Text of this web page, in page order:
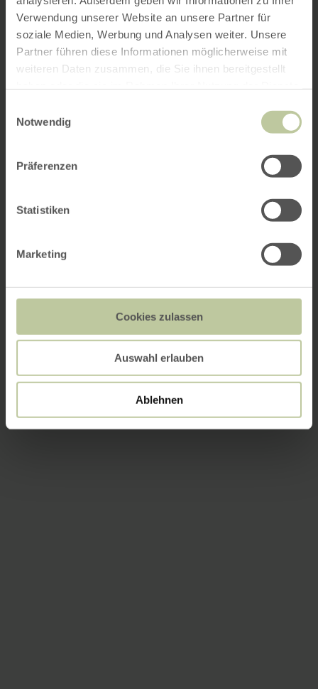
Verwendung unserer Website an unsere Partner für
soziale Medien, Werbung und Analysen weiter. Unsere
Partner führen diese Informationen möglicherweise mit
weiteren Daten zusammen, die Sie ihnen bereitgestellt
Notwendig
Präferenzen
Statistiken
Marketing
Cookies zulassen
Auswahl erlauben
Ablehnen